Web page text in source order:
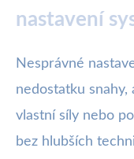
nastavení
Nesprávné
nedostatku snahy,
vlastní síly nebo
bez hlubších